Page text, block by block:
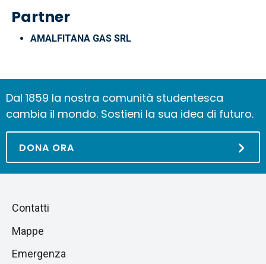
Partner
AMALFITANA GAS SRL
Dal 1859 la nostra comunità studentesca
cambia il mondo. Sostieni la sua idea di futuro.
DONA ORA
Salta
sezione
Piè
di
pagina
Contatti
Mappe
Emergenza